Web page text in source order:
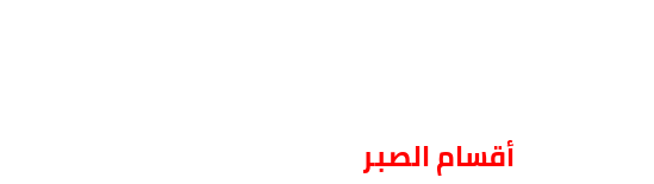
أقسام الصبر